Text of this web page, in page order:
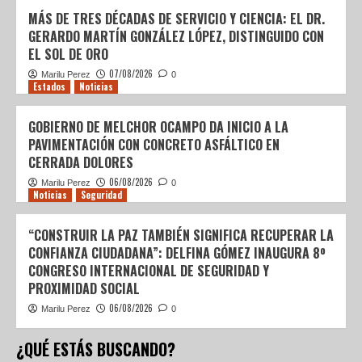
MÁS DE TRES DÉCADAS DE SERVICIO Y CIENCIA: EL DR.
GERARDO MARTÍN GONZÁLEZ LÓPEZ, DISTINGUIDO CON
EL SOL DE ORO
Marilu Perez 07/08/2026 0
Estados Noticias
GOBIERNO DE MELCHOR OCAMPO DA INICIO A LA
PAVIMENTACIÓN CON CONCRETO ASFÁLTICO EN
CERRADA DOLORES
Marilu Perez 06/08/2026 0
Noticias Seguridad
“CONSTRUIR LA PAZ TAMBIÉN SIGNIFICA RECUPERAR LA
CONFIANZA CIUDADANA”: DELFINA GÓMEZ INAUGURA 8º
CONGRESO INTERNACIONAL DE SEGURIDAD Y
PROXIMIDAD SOCIAL
Marilu Perez 06/08/2026 0
¿QUÉ ESTÁS BUSCANDO?